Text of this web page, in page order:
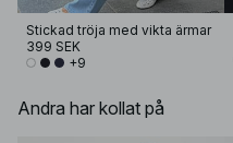
Stickad tröja med vikta ärmar
399 SEK
+9
Andra har kollat på